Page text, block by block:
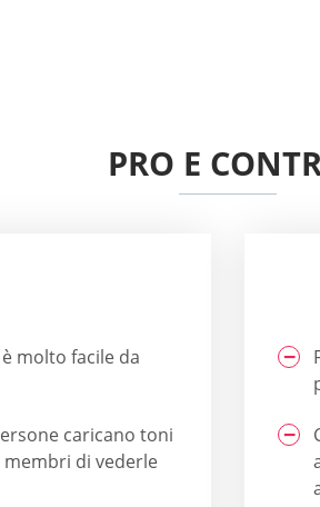
PRO E
molto facile da
caricano toni
di vederle